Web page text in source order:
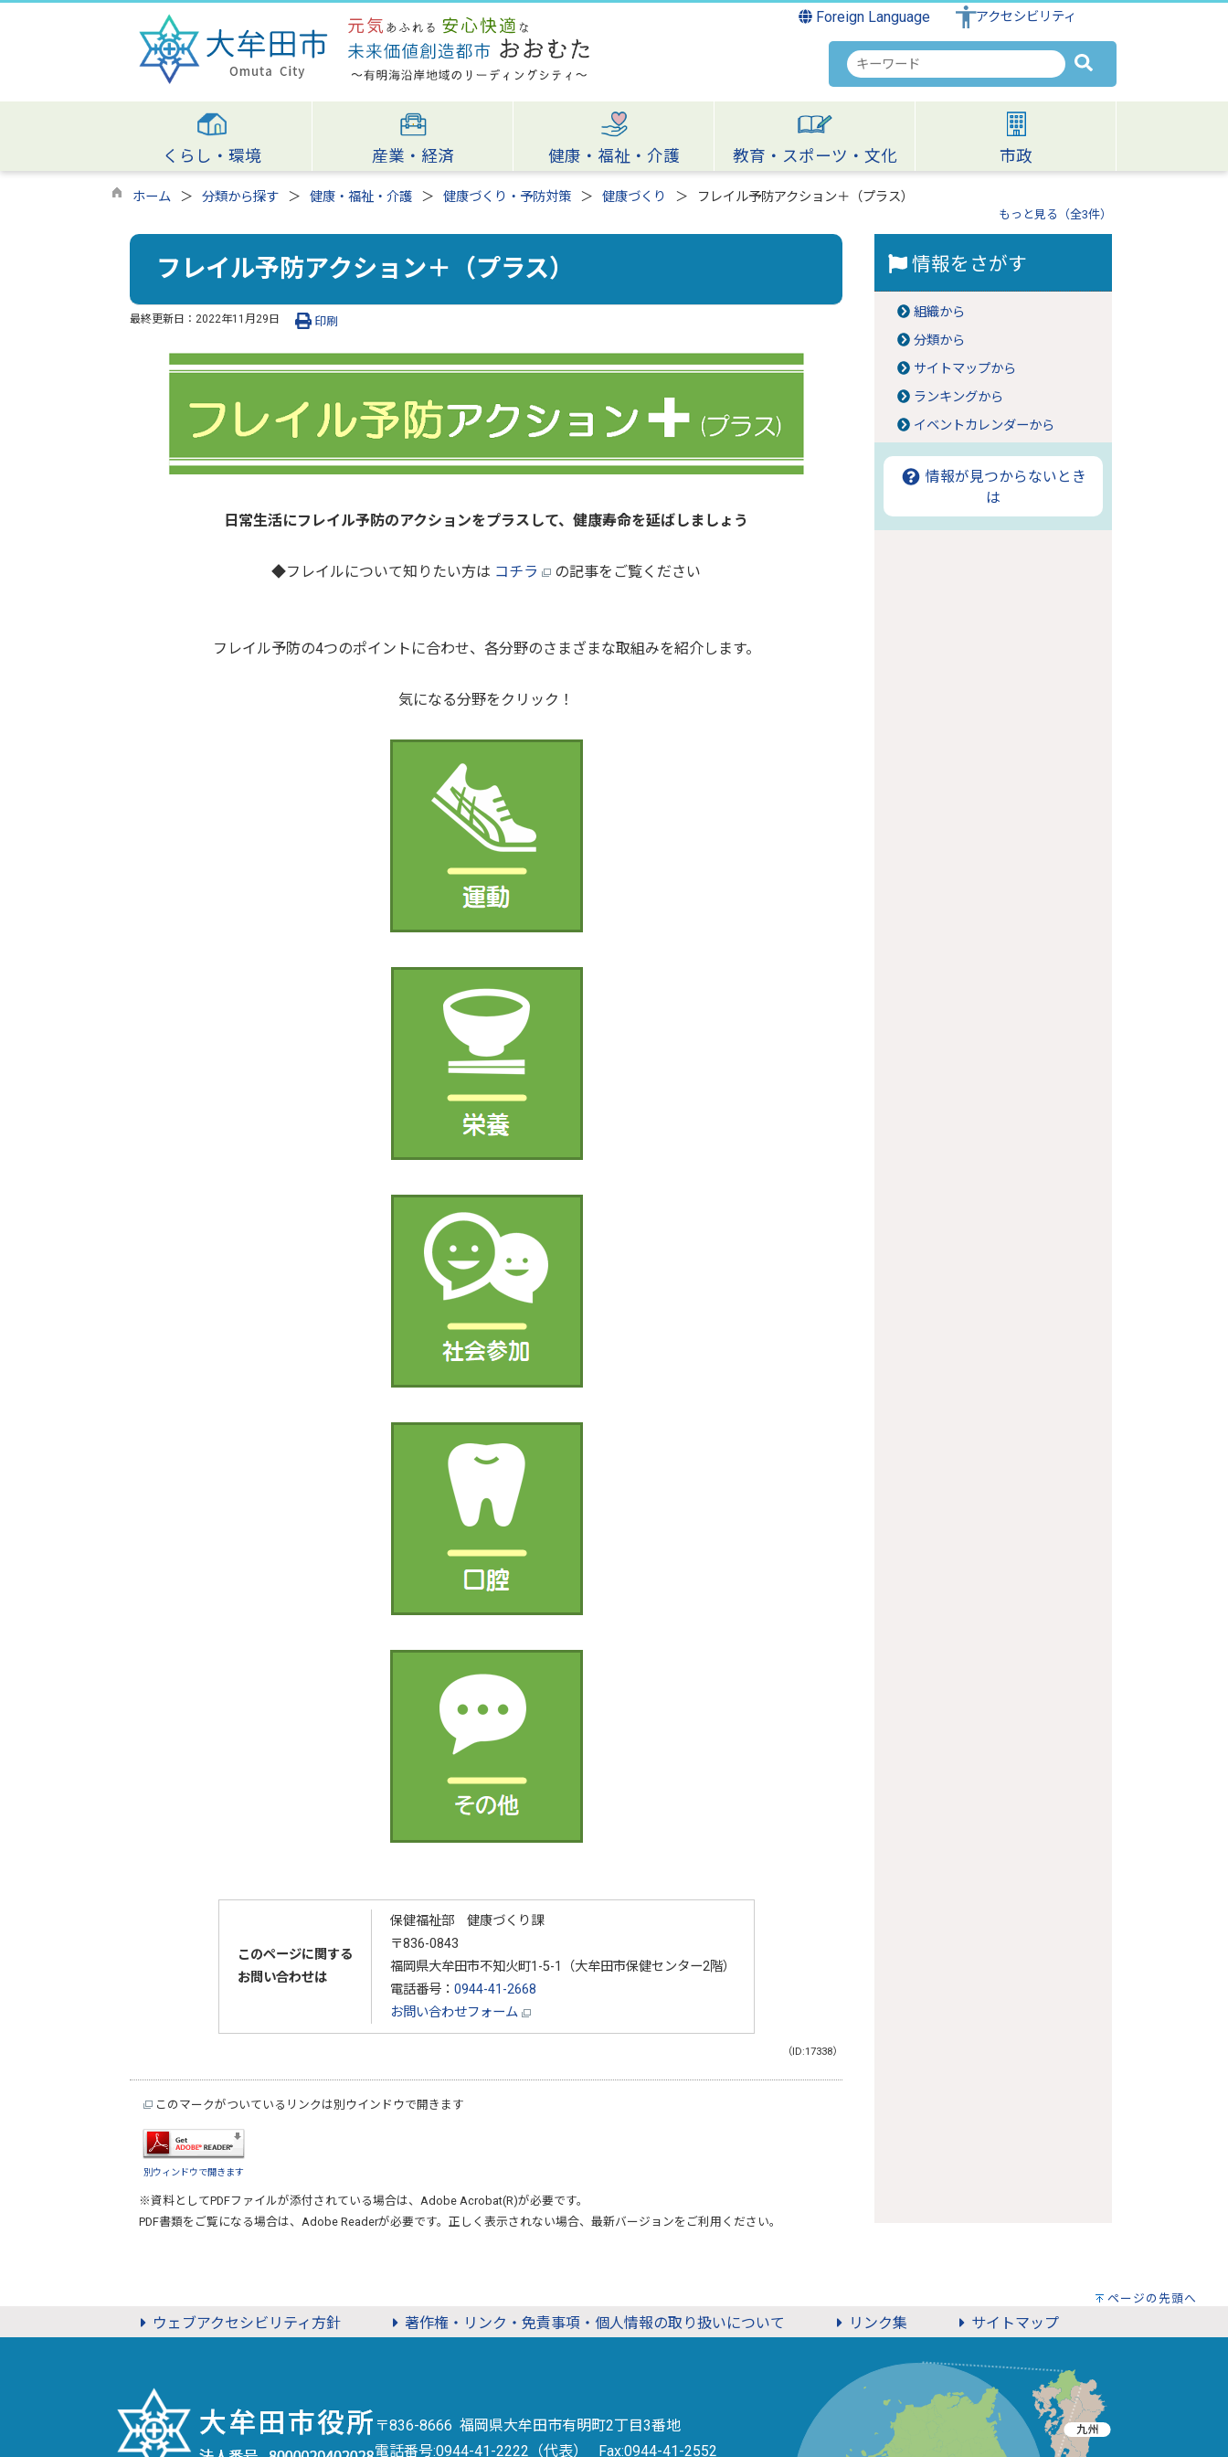
Foreign Language アクセシビリティ
検
索
キ
ワ
ー
ド
くらし・環境 産業・経済 健康・福祉・介護 教育・スポーツ・文化 市政
ホーム 分類から探す 健康・福祉・介護 健康づくり・予防対策 健康づくり フレイル予防アクション＋（プラス）
もっと見る（全3件）
フレイル予防アクション＋（プラス）
最終更新日： 2022年11月29日 印刷
日常生活にフレイル予防のアクションをプラスして、健康寿命を延ばしましょう
◆フレイルについて知りたい方は コチラ の記事をご覧ください
フレイル予防の4つのポイントに合わせ、各分野のさまざまな取組みを紹介します。
気になる分野をクリック！
このページに関する
お問い合わせは
保健福祉部 健康づくり課
〒836-0843
福岡県大牟田市不知火町1-5-1（大牟田市保健センター2階）
電話番号： 0944-41-2668
お問い合わせフォーム
（ID:17338）
このマークがついているリンクは別ウインドウで開きます
別ウィンドウで開きます
※資料としてPDFファイルが添付されている場合は、 Adobe Acrobat(R)が必要です。
PDF書類をご覧になる場合は、 Adobe Readerが必要です。正しく表示されない場合、最新バージョンをご利用ください。
情報をさがす
組織から
分類から
サイトマップから
ランキングから
イベントカレンダーから
情報が見つからないとき
は
ページの先頭へ
ウェブアクセシビリティ方針 著作権・リンク・免責事項・個人情報の取り扱いについて リンク集 サイトマップ
〒836-8666 福岡県大牟田市有明町2丁目3番地
電話番号:0944-41-2222（代表） Fax:0944-41-2552